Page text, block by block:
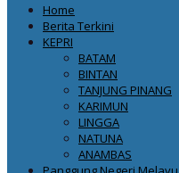
Home
Berita Terkini
KEPRI
BATAM
BINTAN
TANJUNG PINANG
KARIMUN
LINGGA
NATUNA
ANAMBAS